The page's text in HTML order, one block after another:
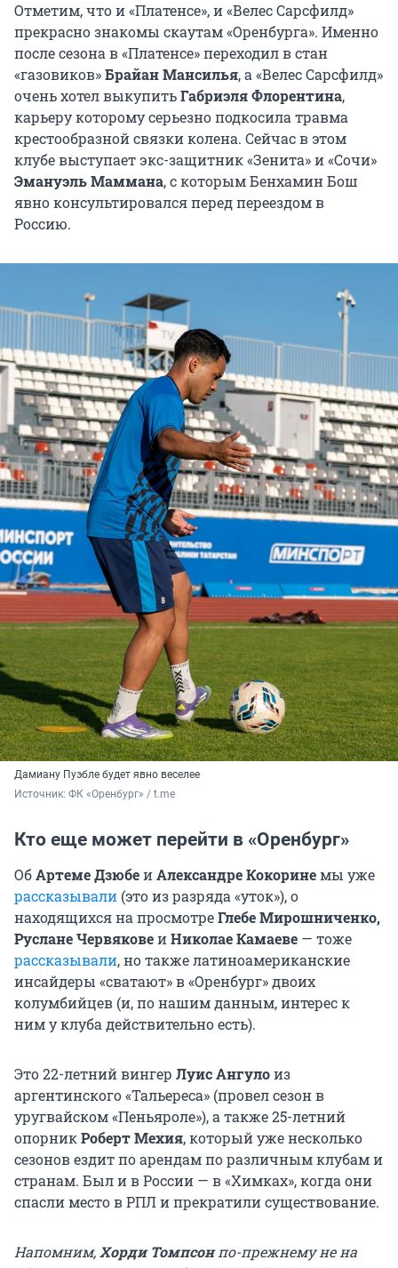
Отметим, что и «Платенсе», и «Велес Сарсфилд»
прекрасно знакомы скаутам «Оренбурга». Именно
после сезона в «Платенсе» переходил в стан
«газовиков»Брайан Мансилья, а «Велес Сарсфилд»
очень хотел выкупитьГабриэля Флорентина,
карьеру которому серьезно подкосила травма
крестообразной связки колена. Сейчас в этом
клубе выступает экс-защитник «Зенита» и «Сочи»
Эмануэль Маммана, с которым Бенхамин Бош
явно консультировался перед переездом в
Россию.
Дамиану Пуэбле будет явно веселее
Источник: ФК «Оренбург» / t.me
Кто еще может перейти в «Оренбург»
ОбАртеме ДзюбеиАлександре Кокоринемы уже
рассказывали (это из разряда «уток»), о
находящихся на просмотреГлебе Мирошниченко,
Руслане ЧервяковеиНиколае Камаеве — тоже
рассказывали, но также латиноамериканские
инсайдеры «сватают» в «Оренбург» двоих
колумбийцев (и, по нашим данным, интерес к
ним у клуба действительно есть).
Это 22-летний вингер Луис Ангулоиз
аргентинского «Тальереса» (провел сезон в
уругвайском «Пеньяроле»), а также 25-летний
опорникРоберт Мехия, который уже несколько
сезонов ездит по арендам по различным клубам и
странам. Был и в России — в «Химках», когда они
спасли место в РПЛ и прекратили существование.
Напомним,Хорди Томпсонпо-прежнему не на